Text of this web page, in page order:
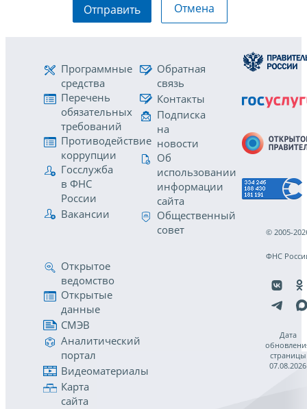
Отправить Отмена
Программные
средства
Перечень
обязательных
требований
Противодействие
коррупции
Госслужба
в ФНС
России
Вакансии
Обратная
связь
Контакты
Подписка
на
новости
Об
использовании
информации
сайта
Общественный
совет
Открытое
ведомство
Открытые
данные
СМЭВ
Аналитический
портал
Видеоматериалы
Карта
сайта
© 2005-
ФНС
Дата
страницы
07.08.2026